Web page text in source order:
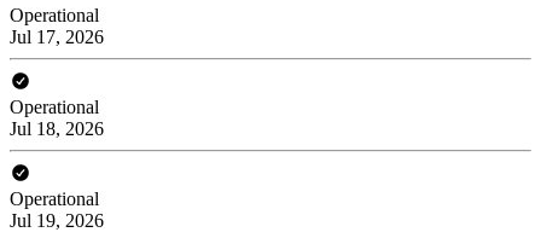
Operational
Jul 17, 2026
Operational
Jul 18, 2026
Operational
Jul 19, 2026